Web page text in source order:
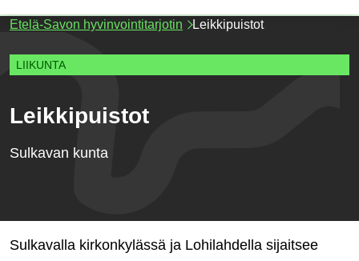
Etelä-Savon hyvinvointitarjotin Leikkipuistot
LIIKUNTA
Leikkipuistot
Sulkavan kunta
Sulkavalla kirkonkylässä ja Lohilahdella sijaitsee